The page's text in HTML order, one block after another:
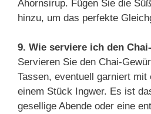
Ahornsirup. Fügen Sie die
hinzu, um das perfekte
9. Wie serviere ich den
Servieren Sie den Chai-
Tassen, eventuell garniert
einem Stück Ingwer. Es ist
gesellige Abende oder eine